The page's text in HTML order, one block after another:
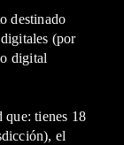
destinado
(por
digital
que: tienes 18
el